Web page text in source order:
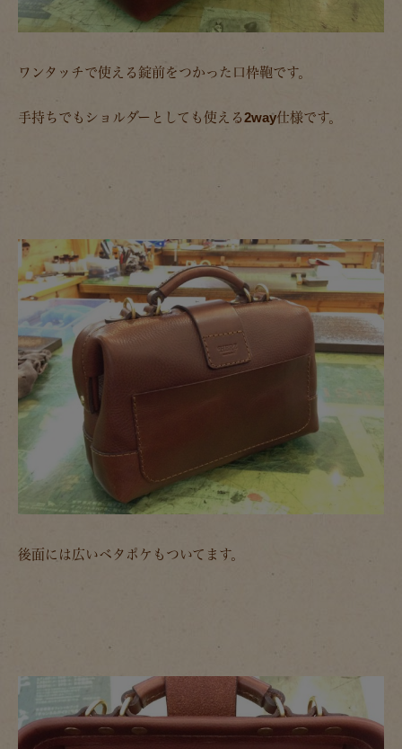
ワンタッチで使える錠前をつかった口枠鞄です。
手持ちでもショルダーとしても使える2way仕様です。
後面には広いベタポケもついてます。